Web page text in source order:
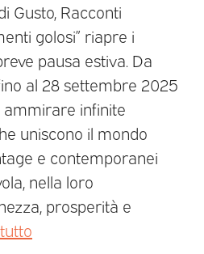
Gusto, Racconti
golosi” riapre i
pausa estiva. Da
al 28 settembre 2025
infinite
uniscono il mondo
e contemporanei
nella loro
prosperità e